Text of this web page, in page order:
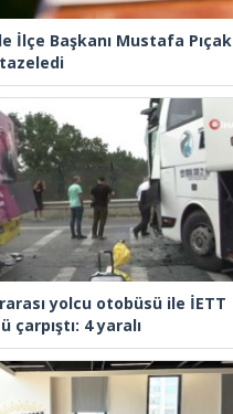
İlçe Başkanı Mustafa Pıçak
yolcu otobüsü ile İETT
çarpıştı: 4 yaralı